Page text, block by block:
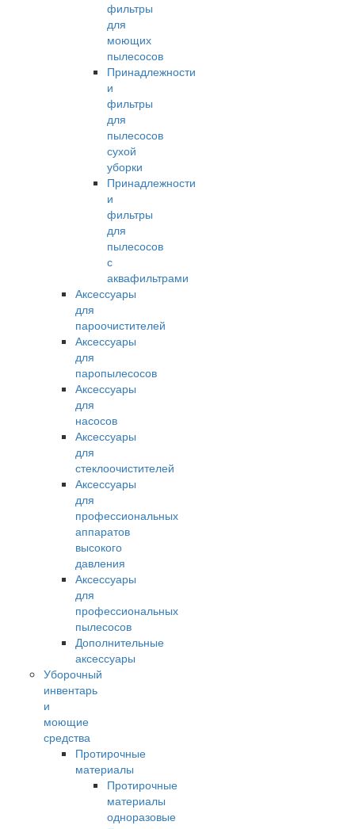
фильтры
для
моющих
пылесосов
Принадлежности
и
фильтры
для
пылесосов
сухой
уборки
Принадлежности
и
фильтры
для
пылесосов
с
аквафильтрами
Аксессуары
для
пароочистителей
Аксессуары
для
паропылесосов
Аксессуары
для
насосов
Аксессуары
для
стеклоочистителей
Аксессуары
для
профессиональных
аппаратов
высокого
давления
Аксессуары
для
профессиональных
пылесосов
Дополнительные
аксессуары
Уборочный
инвентарь
и
моющие
средства
Протирочные
материалы
Протирочные
материалы
одноразовые